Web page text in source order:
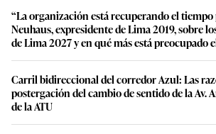
“La organización está recuperando el
Neuhaus, expresidente de Lima 2019, sobre
de Lima 2027 y en qué más está preocupado
Carril bidireccional del corredor Azul: Las
postergación del cambio de sentido de la Av.
de la ATU